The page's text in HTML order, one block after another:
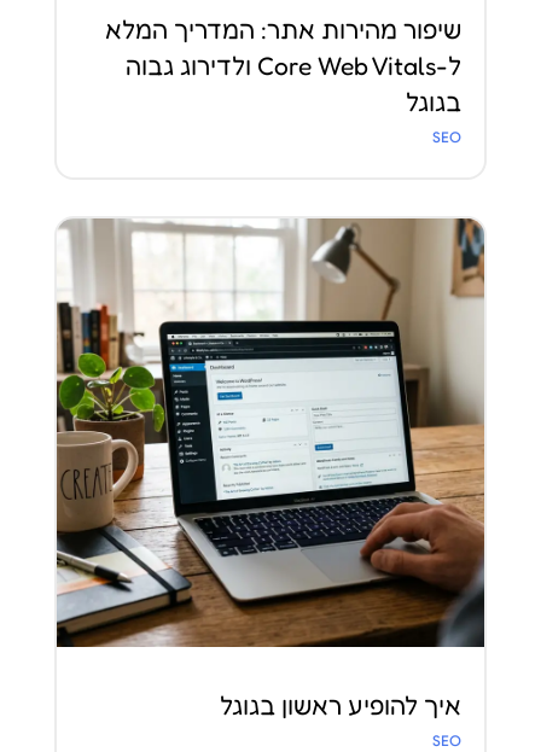
שיפור מהירות אתר: המדריך המלא
ל-Core Web Vitals ולדירוג גבוה
בגוגל
SEO
איך להופיע ראשון בגוגל
SEO